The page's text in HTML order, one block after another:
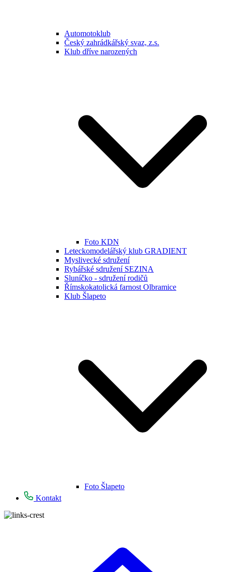
Automotoklub
Český zahrádkářský svaz, z.s.
Klub dříve narozených
Foto KDN
Leteckomodelářský klub GRADIENT
Myslivecké sdružení
Rybářské sdružení SEZINA
Sluníčko - sdružení rodičů
Římskokatolická farnost Olbramice
Klub Šlapeto
Foto Šlapeto
Kontakt